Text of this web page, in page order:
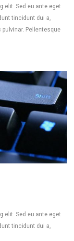
elit. Sed eu ante eget
tincidunt dui a,
Pellentesque
elit. Sed eu ante eget
tincidunt dui a,